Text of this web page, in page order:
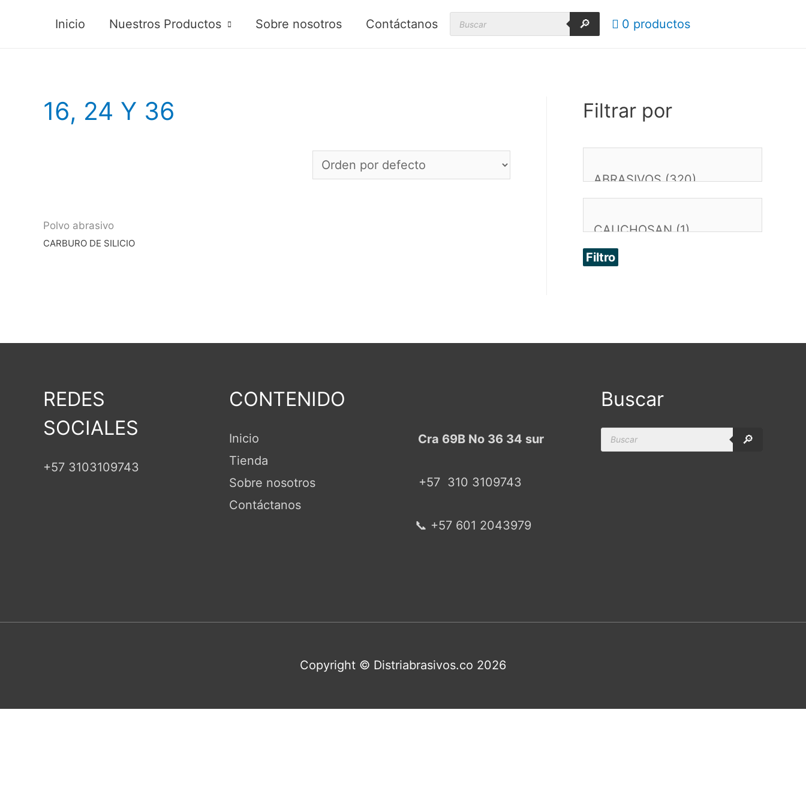
Inicio Nuestros Productos Sobre nosotros Contáctanos
Products
search
🔎 0 productos
16, 24 Y 36
Polvo abrasivo
CARBURO DE SILICIO
Filtrar por
Filtro
REDES
SOCIALES
+57 3103109743
CONTENIDO
Inicio
Tienda
Sobre nosotros
Contáctanos
Cra 69B No 36 34 sur
+57 310 3109743
📞 +57 601 2043979
Buscar
Products
search
🔎
Copyright © Distriabrasivos.co 2026